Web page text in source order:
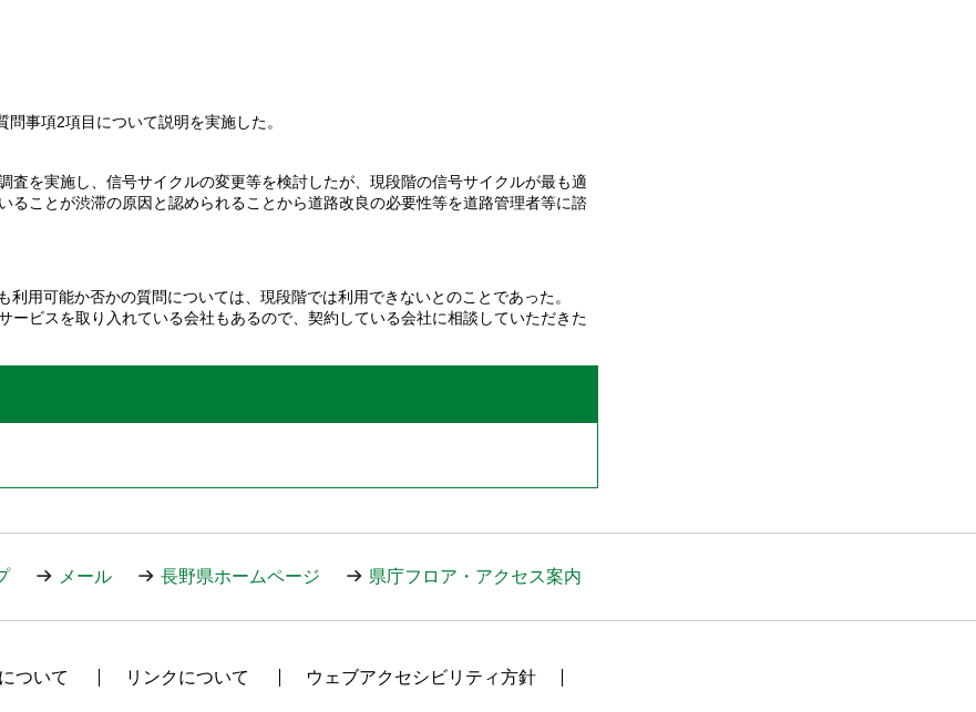
事項2項目について説明を実施した。
を実施し、信号サイクルの変更等を検討したが、現段階の信号サイクルが最も適
ることが渋滞の原因と認められることから道路改良の必要性等を道路管理者等に諮
用可能か否かの質問については、現段階では利用できないとのことであった。
ビスを取り入れている会社もあるので、契約している会社に相談していただきた
メール 長野県ホームページ 県庁フロア・アクセス案内
ついて リンクについて ウェブアクセシビリティ方針